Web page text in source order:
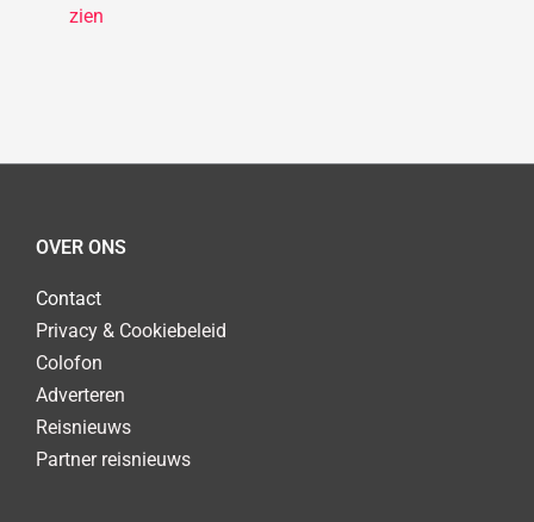
zien
OVER ONS
Contact
Privacy & Cookiebeleid
Colofon
Adverteren
Reisnieuws
Partner reisnieuws